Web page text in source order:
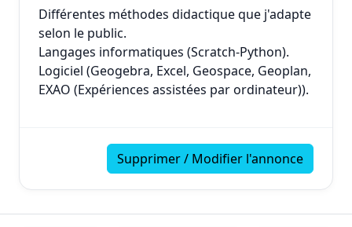
Différentes méthodes didactique que j'adapte
selon le public.
Langages informatiques (Scratch-Python).
Logiciel (Geogebra, Excel, Geospace, Geoplan,
EXAO (Expériences assistées par ordinateur)).
Supprimer / Modifier l'annonce